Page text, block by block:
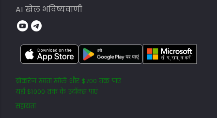
AI खेल भविष्यवाणी
ब्रोकरेज खाता खोलें और $700 तक पाएं
यहाँ $1000 तक के स्टॉक्स पाएं
सहायता